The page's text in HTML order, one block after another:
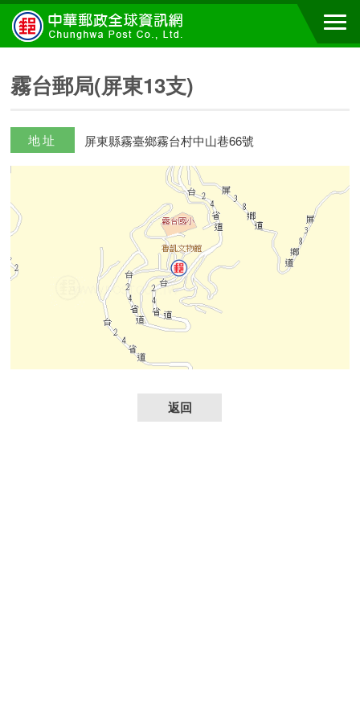
霧台郵局(屏東13支)
地址 屏東縣霧臺鄉霧台村中山巷66號